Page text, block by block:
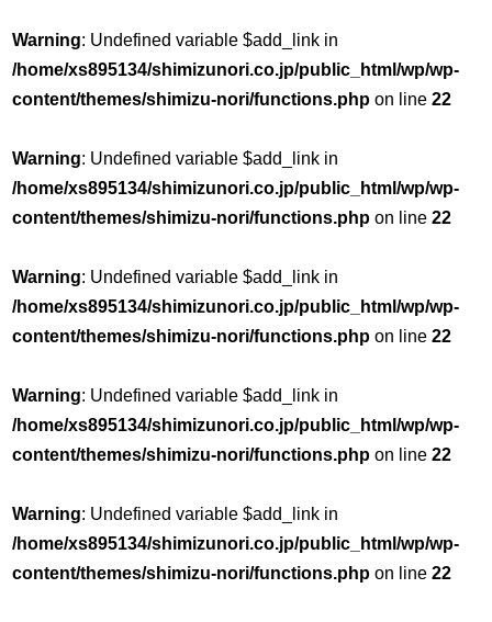
Warning: Undefined variable $add_link in
/home/xs895134/shimizunori.co.jp/public_html/wp/wp-
content/themes/shimizu-nori/functions.php on line22
Warning: Undefined variable $add_link in
/home/xs895134/shimizunori.co.jp/public_html/wp/wp-
content/themes/shimizu-nori/functions.php on line22
Warning: Undefined variable $add_link in
/home/xs895134/shimizunori.co.jp/public_html/wp/wp-
content/themes/shimizu-nori/functions.php on line22
Warning: Undefined variable $add_link in
/home/xs895134/shimizunori.co.jp/public_html/wp/wp-
content/themes/shimizu-nori/functions.php on line22
Warning: Undefined variable $add_link in
/home/xs895134/shimizunori.co.jp/public_html/wp/wp-
content/themes/shimizu-nori/functions.php on line22